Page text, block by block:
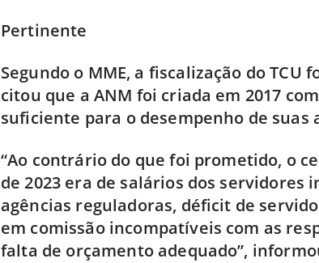
Pertinente
Segundo o MME, a fiscalização do TCU
citou que a ANM foi criada em 2017
suficiente para o desempenho de suas
“Ao contrário do que foi prometido, o
de 2023 era de salários dos servidores
agências reguladoras, déficit de
em comissão incompatíveis com as
falta de orçamento adequado”,